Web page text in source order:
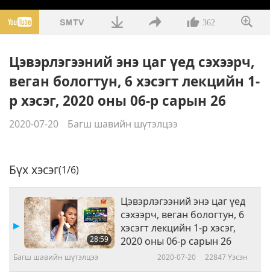
362
Цэвэрлэгээний энэ цаг үед сэхээрч,
веган бологтун, 6 хэсэгт лекцийн 1-
р хэсэг, 2020 оны 06-р сарын 26
2020-07-20 Багш шавийн шүтэлцээ
Бүх хэсэг(1/6)
28:59
Цэвэрлэгээний энэ цаг үед
сэхээрч, веган бологтун, 6
хэсэгт лекцийн 1-р хэсэг,
2020 оны 06-р сарын 26
Багш шавийн шүтэлцээ 2020-07-20 22847Үзсэн